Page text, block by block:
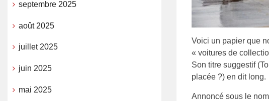
Voici un papier que
« voitures de
Son titre suggestif
placée ?) en dit long.
Annoncé sous le
septembre 2025
août 2025
juillet 2025
juin 2025
mai 2025